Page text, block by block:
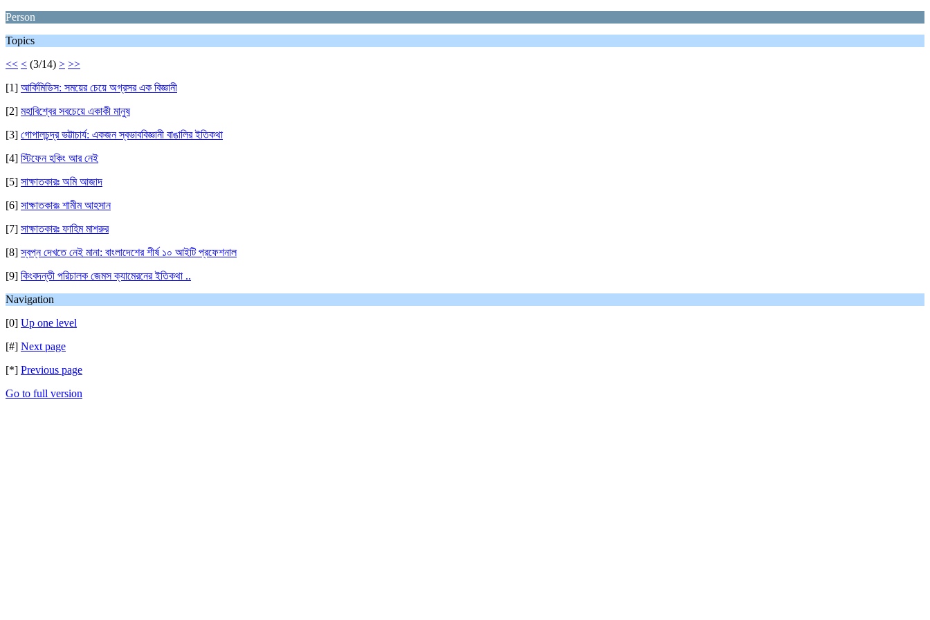
Person
Topics
<< < (3/14) > >>
[1] আর্কিমিডিস: সময়ের চেয়ে অগ্রসর এক বিজ্ঞানী
[2] মহাবিশ্বের সবচেয়ে একাকী মানুষ
[3] গোপালচন্দ্র ভট্টাচার্য: একজন স্বভাববিজ্ঞানী বাঙালির ইতিকথা
[4] স্টিফেন হকিং আর নেই​
[5] সাক্ষাতকারঃ অমি আজাদ
[6] সাক্ষাতকারঃ শামীম আহসান
[7] সাক্ষাতকারঃ ফাহিম মাশরুর
[8]স্বপ্ন দেখতে নেই মানা: বাংলাদেশের শীর্ষ ১০ আইটি প্রফেশনাল
[9] কিংবদন্তী পরিচালক জেমস ক্যামেরনের ইতিকথা ..
Navigation
[0] Up one level
[#] Next page
[*] Previous page
Go to full version